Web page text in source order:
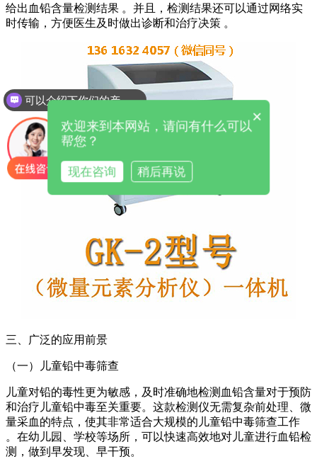
给出血铅含量检测结果 。并且，检测结果还可以通过网络实
时传输，方便医生及时做出诊断和治疗决策 。
三、广泛的应用前景
（一）儿童铅中毒筛查
儿童对铅的毒性更为敏感，及时准确地检测血铅含量对于预防
和治疗儿童铅中毒至关重要。这款检测仪无需复杂前处理、微
量采血的特点，使其非常适合大规模的儿童铅中毒筛查工作
。在幼儿园、学校等场所，可以快速高效地对儿童进行血铅检
测，做到早发现、早干预。
可以介绍下你们的产品么
×
欢迎来到本网站，请问有什么可以
帮您？
现在咨询 稍后再说